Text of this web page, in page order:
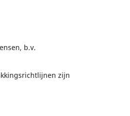
b.v.
zijn